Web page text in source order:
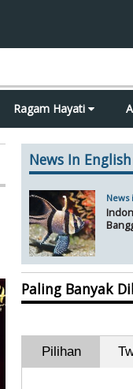
Ragam Hayati
News In English
News
Paling Banyak
Pilihan